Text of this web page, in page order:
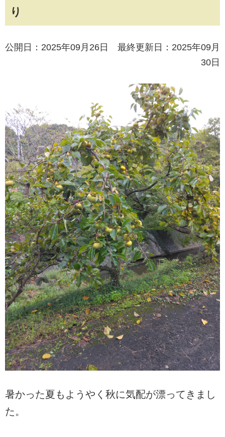
り
公開日：2025年09月26日 最終更新日：2025年09月
30日
暑かった夏もようやく秋に気配が漂ってきまし
た。